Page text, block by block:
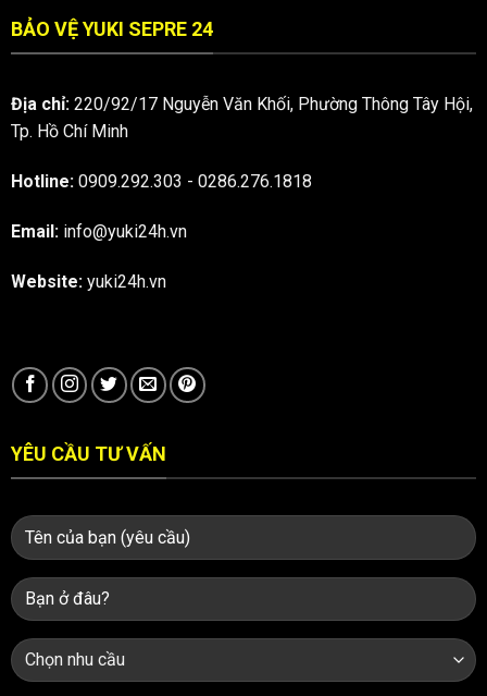
BẢO VỆ YUKI SEPRE 24
Địa chỉ:220/92/17 Nguyễn Văn Khối, Phường Thông Tây Hội,
Tp. Hồ Chí Minh
Hotline: 0909.292.303 - 0286.276.1818
Email: info@yuki24h.vn
Website: yuki24h.vn
YÊU CẦU TƯ VẤN